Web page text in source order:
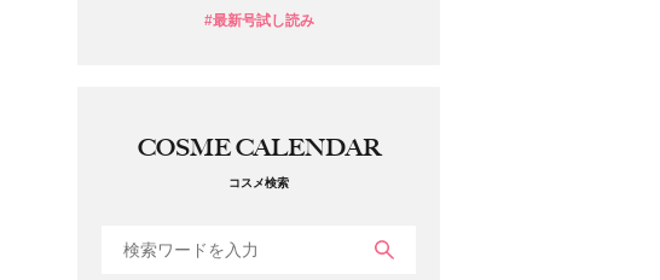
#最新号試し読み
COSME CALENDAR
コスメ検索